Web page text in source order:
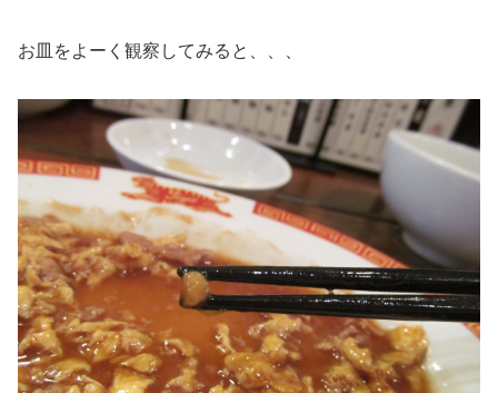
お皿をよーく観察してみると、、、